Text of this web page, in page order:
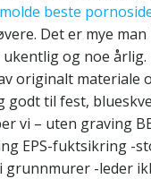
beste
Det er mye
og noe årlig.
originalt materiale
godt til fest,
vi – uten graving
EPS-fuktsikring -
-leder